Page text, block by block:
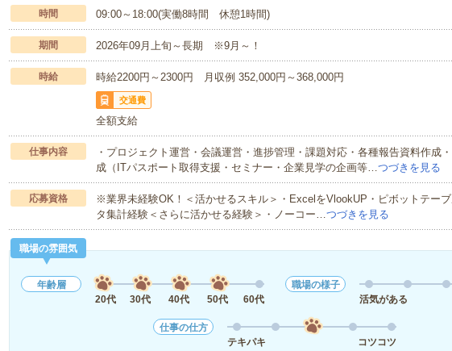
時間 09:00～18:00(実働8時間 休憩1時間)
期間 2026年09月上旬～長期 ※9月～！
時給 時給2200円～2300円 月収例 352,000円～368,000円
交通費
全額支給
仕事内容
・プロジェクト運営・会議運営・進捗管理・課題対応・各種報告資料作成
成（ITパスポート取得支援・セミナー・企業見学の企画等…つづきを見る
応募資格
※業界未経験OK！＜活かせるスキル＞・ExcelをVlookUP・ピボットテー
タ集計経験＜さらに活かせる経験＞・ノーコー…つづきを見る
職場の雰囲気
年齢層
20代
30代 40代 50代 60代
職場の様子
活気がある
仕事の仕方
テキパキ
コツコツ